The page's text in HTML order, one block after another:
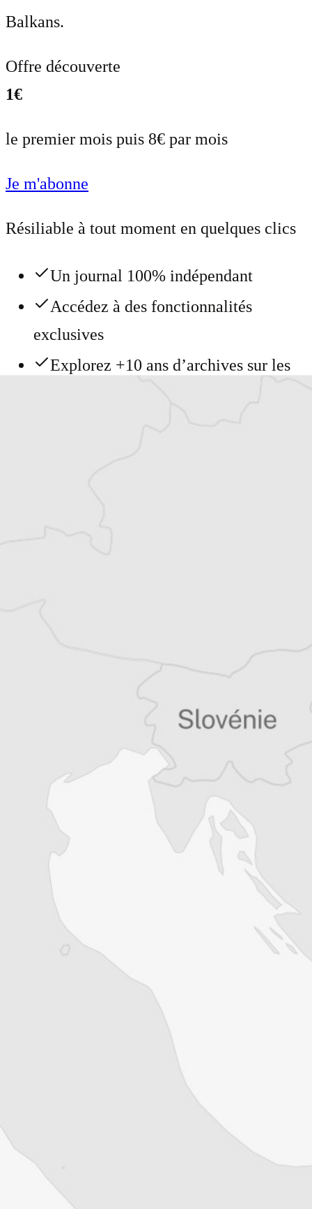
Balkans.
Offre découverte
1€
le premier mois puis 8€ par mois
Je m'abonne
Résiliable à tout moment en quelques clics
Un journal 100% indépendant
Accédez à des fonctionnalités
exclusives
Explorez +10 ans d’archives sur les